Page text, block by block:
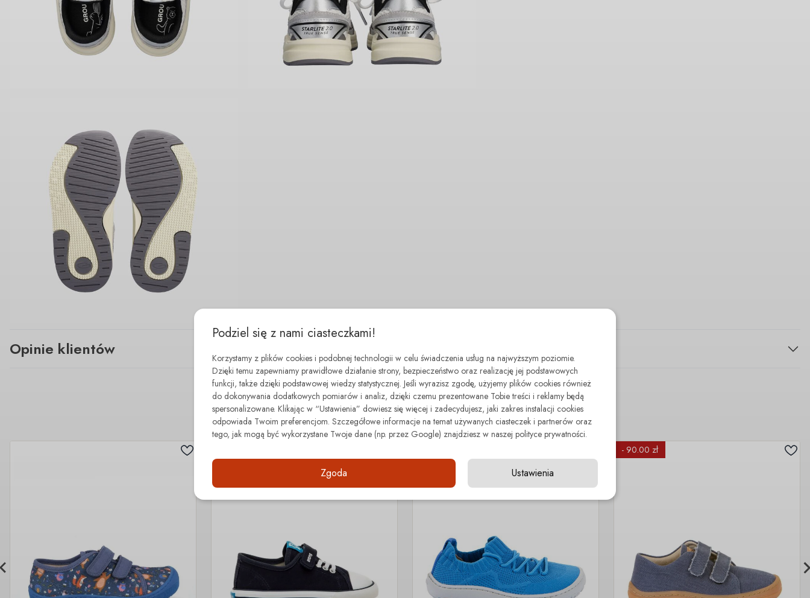
Opinie klientów
minimal step
Z tej samej kategorii
- 90.00 zł
Podziel się z nami ciasteczkami!
Korzystamy z plików cookies i podobnej technologii w celu świadczenia usług na najwyższym poziomie.
Dzięki temu zapewniamy prawidłowe działanie strony, bezpieczeństwo oraz realizację jej podstawowych
funkcji, także dzięki podstawowej wiedzy statystycznej. Jeśli wyrazisz zgodę, użyjemy plików cookies również
do dokonywania dodatkowych pomiarów i analiz, dzięki czemu prezentowane Tobie treści i reklamy będą
spersonalizowane. Klikając w “Ustawienia” dowiesz się więcej i zadecydujesz, jaki zakres instalacji cookies
odpowiada Twoim preferencjom. Szczegółowe informacje na temat używanych ciasteczek i partnerów oraz
tego, jak mogą być wykorzystane Twoje dane (np. przez Google) znajdziesz w naszej polityce prywatności.
Zgoda Ustawienia